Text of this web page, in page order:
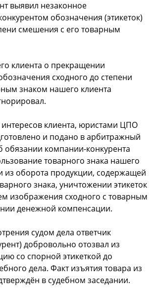
выявил незаконное
обозначения (этикеток)
смешения с его товарным
клиента о прекращении
сходного до степени
знаком нашего клиента
клиента, юристами ЦПО
и подано в арбитражный
обязании компании-конкурента
товарного знака нашего
из оборота продукции, содержащей
знака, уничтожении этикеток
изображения сходного с товарным
денежной компенсации.
судом дела ответчик
добровольно отозвал из
со спорной этикеткой до
дела. Факт изъятия товара из
в судебном заседании.